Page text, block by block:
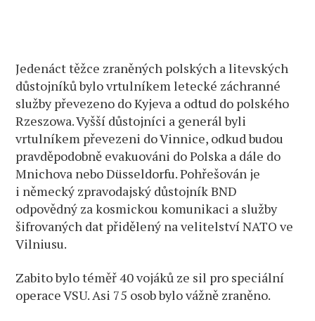
Jedenáct těžce zraněných polských a litevských
důstojníků bylo vrtulníkem letecké záchranné
služby převezeno do Kyjeva a odtud do polského
Rzeszowa. Vyšší důstojníci a generál byli
vrtulníkem převezeni do Vinnice, odkud budou
pravděpodobně evakuováni do Polska a dále do
Mnichova nebo Düsseldorfu. Pohřešován je
i německý zpravodajský důstojník BND
odpovědný za kosmickou komunikaci a služby
šifrovaných dat přidělený na velitelství NATO ve
Vilniusu.
Zabito bylo téměř 40 vojáků ze sil pro speciální
operace VSU. Asi 75 osob bylo vážně zraněno.